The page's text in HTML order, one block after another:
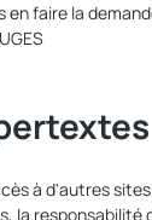
en faire la
à d'autres sites
la responsabilité